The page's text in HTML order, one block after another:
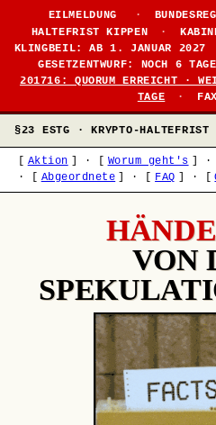
EILMELDUNG ·
HALTEFRIST KIPPEN
·
KLINGBEIL: AB 1. JANUAR 2027
GESETZENTWURF: NOCH 6
201716: QUORUM ERREICHT ·
TAGE
·
§23 ESTG · KRYPTO-HALTEFRIST
Aktion · Worum geht's ·
·
Abgeordnete · FAQ ·
VON